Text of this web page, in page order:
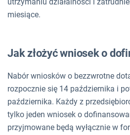
miesiące.
Jak złożyć wniosek o
Nabór wniosków o bezzwrotne
rozpocznie się 14 października i
października. Każdy z
tylko jeden wniosek o
przyjmowane będą wyłącznie w